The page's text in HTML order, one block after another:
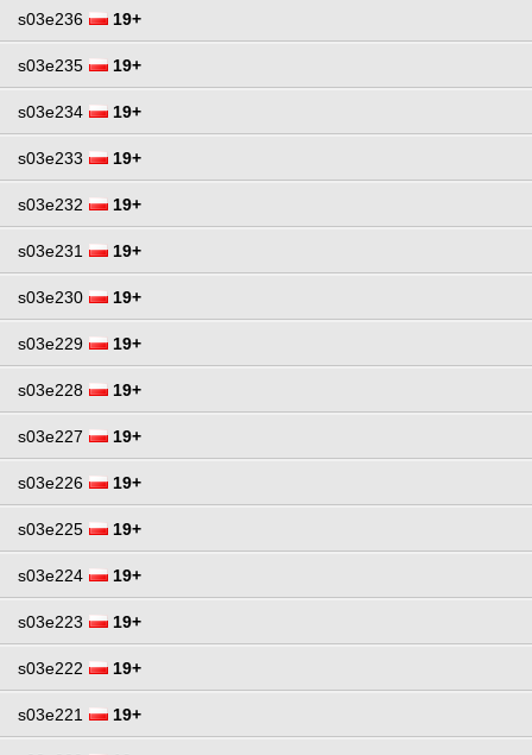
s03e236 19+
s03e235 19+
s03e234 19+
s03e233 19+
s03e232 19+
s03e231 19+
s03e230 19+
s03e229 19+
s03e228 19+
s03e227 19+
s03e226 19+
s03e225 19+
s03e224 19+
s03e223 19+
s03e222 19+
s03e221 19+